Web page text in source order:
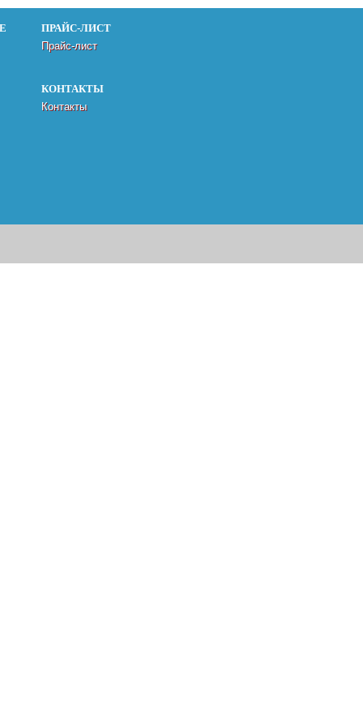
ПРАЙС-ЛИСТ
Прайс-лист
КОНТАКТЫ
Контакты